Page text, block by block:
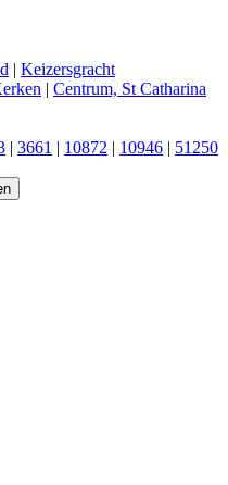
| Keizersgracht
| Centrum, St Catharina
| 3661 | 10872 | 10946 | 51250